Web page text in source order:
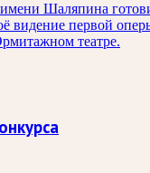
Шаляпина
видение первой
театре.